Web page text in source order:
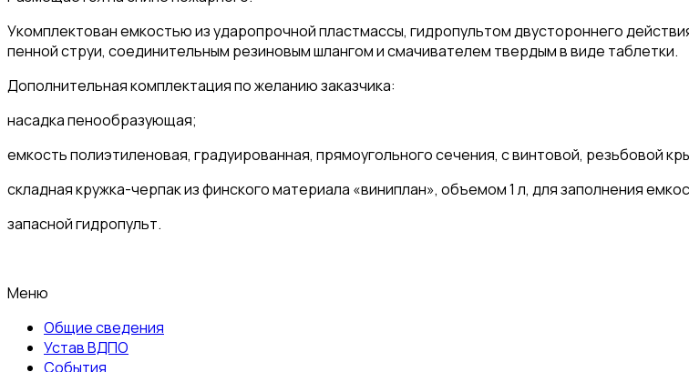
Укомплектован емкостью из ударопрочной пластмассы, гидропультом двустороннего
пенной струи, соединительным резиновым шлангом и смачивателем твердым в виде таблетки.
Дополнительная комплектация по желанию заказчика:
насадка пенообразующая;
емкость полиэтиленовая, градуированная, прямоугольного сечения, с винтовой, резьбовой
складная кружка-черпак из финского материала «виниплан», объемом 1 л, для заполнения
запасной гидропульт.
Меню
Общие сведения
Устав ВДПО
События